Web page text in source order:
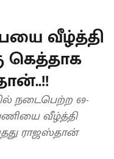
வீழ்த்தி
கெத்தாக
நடைபெற்ற 69-
வீழ்த்தி
ராஜஸ்தான்